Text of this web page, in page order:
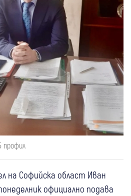
профил
на Софийска област Иван
официално подава